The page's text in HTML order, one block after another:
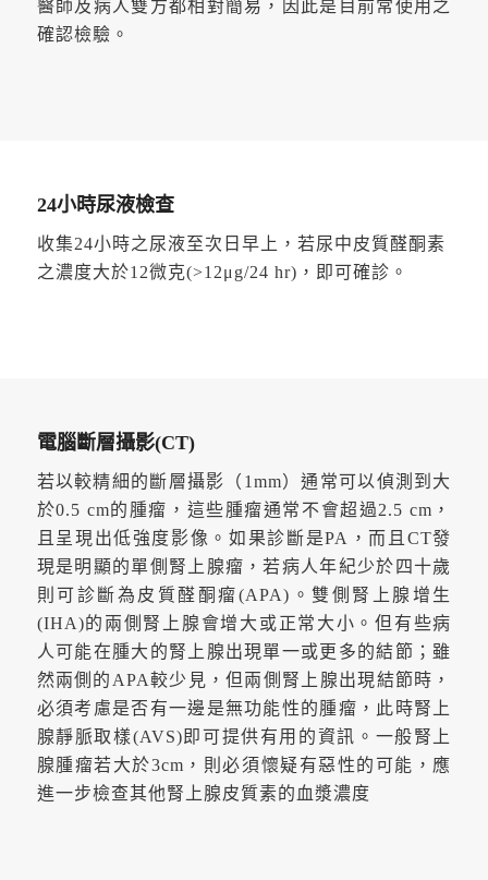
醫師及病人雙方都相對簡易，因此是目前常使用之
確認檢驗。
24小時尿液檢查
收集24小時之尿液至次日早上，若尿中皮質醛酮素
之濃度大於12微克(>12μg/24 hr)，即可確診。
電腦斷層攝影(CT)
若以較精細的斷層攝影（1mm）通常可以偵測到大
於0.5 cm的腫瘤，這些腫瘤通常不會超過2.5 cm，
且呈現出低強度影像。如果診斷是PA，而且CT發
現是明顯的單側腎上腺瘤，若病人年紀少於四十歲
則可診斷為皮質醛酮瘤(APA)。雙側腎上腺增生
(IHA)的兩側腎上腺會增大或正常大小。但有些病
人可能在腫大的腎上腺出現單一或更多的結節；雖
然兩側的APA較少見，但兩側腎上腺出現結節時，
必須考慮是否有一邊是無功能性的腫瘤，此時腎上
腺靜脈取樣(AVS)即可提供有用的資訊。一般腎上
腺腫瘤若大於3cm，則必須懷疑有惡性的可能，應
進一步檢查其他腎上腺皮質素的血漿濃度